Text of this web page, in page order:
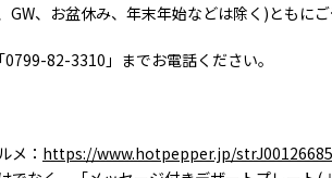
GW、お盆休み、年末年始などは除く)ともにご
82-3310」までお電話ください。
メ： https://www.hotpepper.jp/